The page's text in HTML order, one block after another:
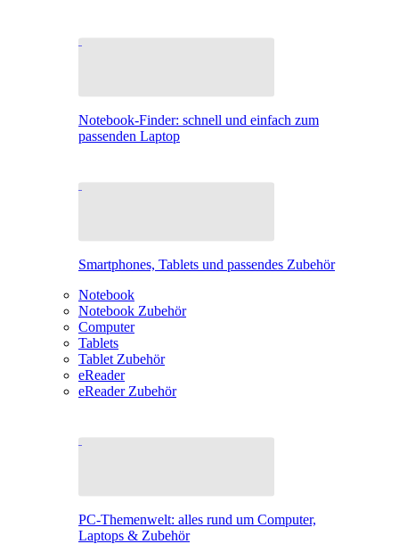
Notebook-Finder: schnell und einfach zum
passenden Laptop
Smartphones, Tablets und passendes Zubehör
Notebook
Notebook Zubehör
Computer
Tablets
Tablet Zubehör
eReader
eReader Zubehör
PC-Themenwelt: alles rund um Computer,
Laptops & Zubehör